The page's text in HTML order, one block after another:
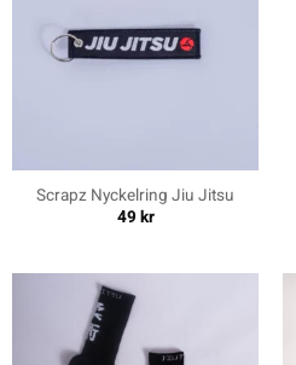
Scrapz Nyckelring Jiu Jitsu
49kr